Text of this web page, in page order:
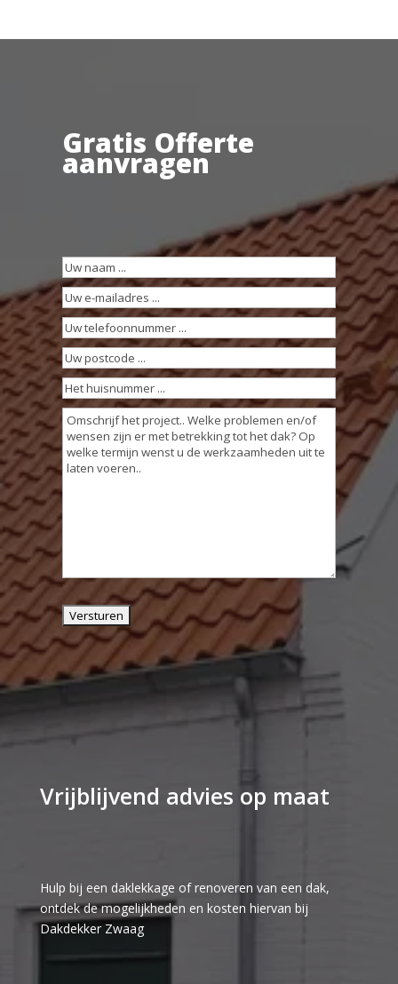
Gratis Offerte
aanvragen
Uw
naam(Vereist)
Uw
e-
mailadres(Vereist)
Uw
telefoonnummer(Vereist)
Uw
postcode(Vereist)
Het
huisnummer
...
(Vereist)
Omschrijving
werkzaamheden(Vereist)
Vrijblijvend advies op maat
Hulp bij een daklekkage of renoveren van een dak,
ontdek de mogelijkheden en kosten hiervan bij
Dakdekker Zwaag